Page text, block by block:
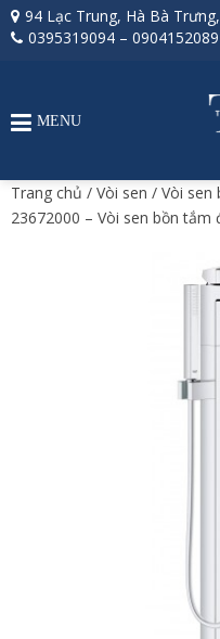
94 Lạc Trung, Hà Bà
0395319094 – 0904152089
MENU
Trang chủ / Vòi sen / Vòi sen
23672000 – Vòi sen bồn tắm